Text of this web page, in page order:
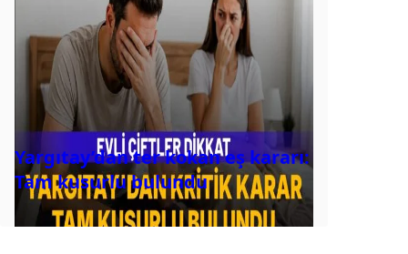
Yargıtay’dan ter kokan eş kararı:
Tam kusurlu bulundu